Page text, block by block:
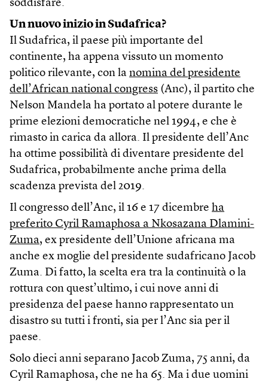
soddisfare.
Un nuovo inizio in Sudafrica?
Il Sudafrica, il paese più importante del
continente, ha appena vissuto un momento
politico rilevante, con la nomina del presidente
dell’African national congress (Anc), il partito che
Nelson Mandela ha portato al potere durante le
prime elezioni democratiche nel 1994, e che è
rimasto in carica da allora. Il presidente dell’Anc
ha ottime possibilità di diventare presidente del
Sudafrica, probabilmente anche prima della
scadenza prevista del 2019.
Il congresso dell’Anc, il 16 e 17 dicembre ha
preferito Cyril Ramaphosa a Nkosazana Dlamini-
Zuma, ex presidente dell’Unione africana ma
anche ex moglie del presidente sudafricano Jacob
Zuma. Di fatto, la scelta era tra la continuità o la
rottura con quest’ultimo, i cui nove anni di
presidenza del paese hanno rappresentato un
disastro su tutti i fronti, sia per l’Anc sia per il
paese.
Solo dieci anni separano Jacob Zuma, 75 anni, da
Cyril Ramaphosa, che ne ha 65. Ma i due uomini